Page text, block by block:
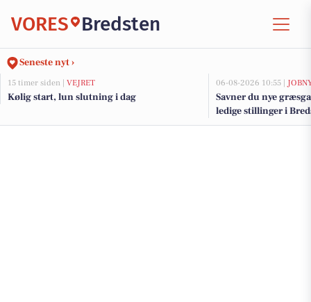
VORES Bredsten
Seneste nyt ›
15 timer siden | VEJRET
Kølig start, lun slutning i dag
06-08-2026 10:55 |
Savner du nye
ledige stillinger i